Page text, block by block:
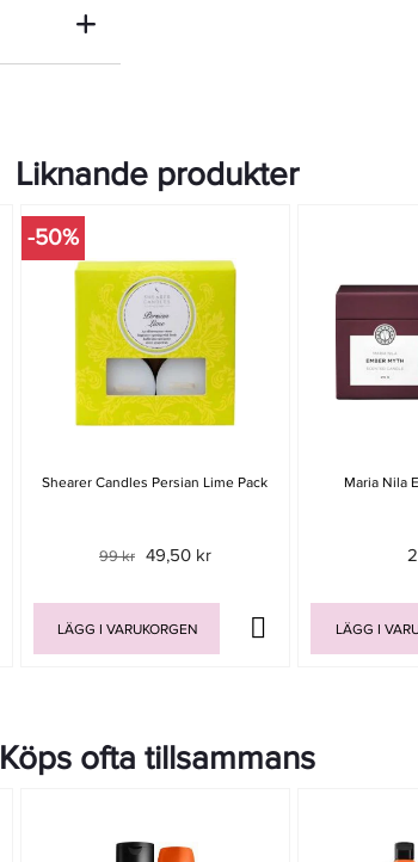
Liknande produkter
-50%
Shearer Candles Persian Lime Pack
99 kr 49,50 kr
LÄGG I VARUKORGEN
Maria Nila
LÄGG I
Köps ofta tillsammans